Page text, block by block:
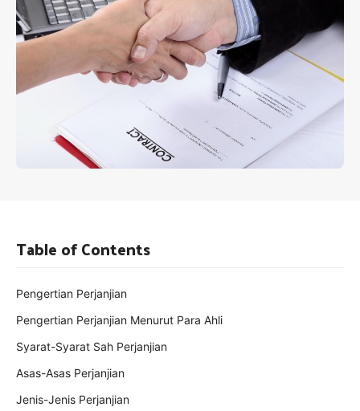
Table of Contents
Pengertian Perjanjian
Pengertian Perjanjian Menurut Para Ahli
Syarat-Syarat Sah Perjanjian
Asas-Asas Perjanjian
Jenis-Jenis Perjanjian